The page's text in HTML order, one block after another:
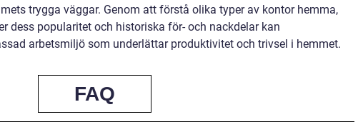
trygga väggar. Genom att förstå olika typer av kontor hemma,
dess popularitet och historiska för- och nackdelar kan
arbetsmiljö som underlättar produktivitet och trivsel i hemmet.
FAQ